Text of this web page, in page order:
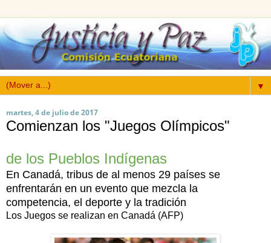
▼
martes, 4 de julio de 2017
Comienzan los "Juegos Olímpicos"
de los Pueblos Indígenas
En Canadá, tribus de al menos 29 países se
enfrentarán en un evento que mezcla la
competencia, el deporte y la tradición
Los Juegos se realizan en Canadá (AFP)